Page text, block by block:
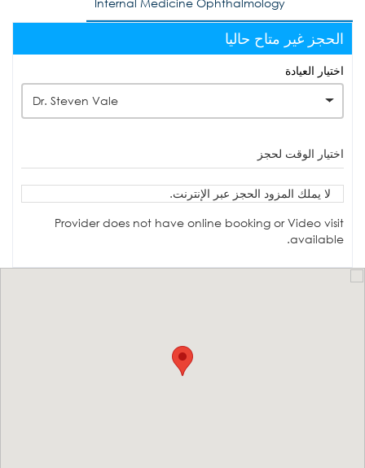
Internal Medicine Ophthalmology
الحجز غير متاح حاليا
اختيار العيادة
Dr. Steven Vale
اختيار الوقت لحجز
لا يملك المزود الحجز عبر الإنترنت.
Provider does not have online booking or Video visit
available.